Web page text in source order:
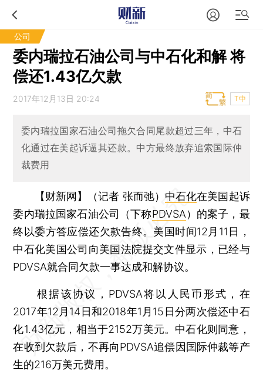
公司
委内瑞拉石油公司与中石化和解 将
偿还1.43亿欠款
2017年12月13日 20:24 T中
委内瑞拉国家石油公司拖欠合同尾款超过三年，中石
化通过在美起诉逼其还款。中方最终放弃追索国际仲
裁费用
【财新网】（记者 张而弛） 中石化在美国起诉
委内瑞拉国家石油公司（下称PDVSA）的案子，最
终以委方答应偿还欠款告终。美国时间12月11日，
中石化美国公司向美国法院提交文件显示，已经与
PDVSA就合同欠款一事达成和解协议。
根据该协议，PDVSA将以人民币形式，在
2017年12月14日和2018年1月15日分两次偿还中石
化1.43亿元，相当于2152万美元。中石化则同意，
在收到欠款后，不再向PDVSA追偿因国际仲裁等产
生的216万美元费用。